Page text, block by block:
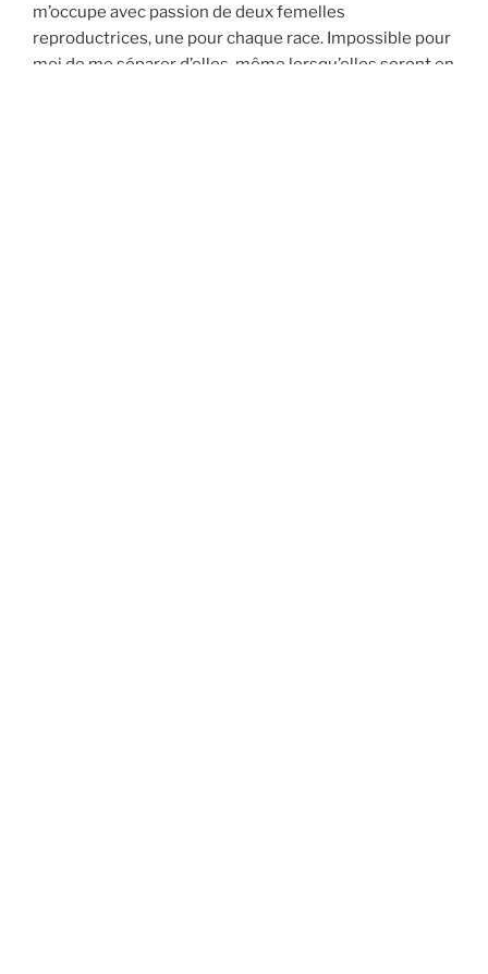
m’occupe avec passion de deux femelles
reproductrices, une pour chaque race. Impossible pour
moi de me séparer d’elles, même lorsqu’elles seront en